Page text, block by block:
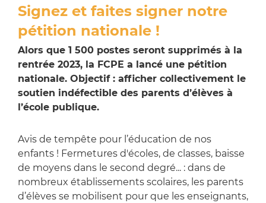
Signez et faites signer notre
pétition nationale !
Alors que 1 500 postes seront supprimés à la
rentrée 2023, la FCPE a lancé une pétition
nationale. Objectif : afficher collectivement le
soutien indéfectible des parents d’élèves à
l’école publique.
Avis de tempête pour l’éducation de nos
enfants ! Fermetures d'écoles, de classes, baisse
de moyens dans le second degré... : dans de
nombreux établissements scolaires, les parents
d’élèves se mobilisent pour que les enseignants,